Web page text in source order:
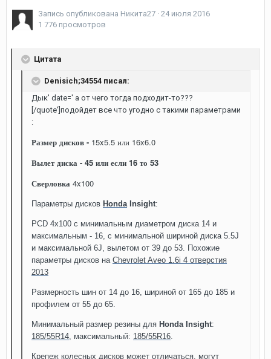
Запись опубликована Никита27 · 24 июля 2016
1 776 просмотров
Цитата
Denisich;34554 писал:
Дык' date=' а от чего тогда подходит-то???
[/quote']подойдет все что угодно с такими параметрами
:
Размер дисков - 15x5.5 или 16x6.0
Вылет диска - 45 или если 16 то 53
Сверловка 4x100
Параметры дисков HondaInsight:
PCD 4x100 с минимальным диаметром диска 14 и
максимальным - 16, с минимальной шириной диска 5.5J
и максимальной 6J, вылетом от 39 до 53. Похожие
параметры дисков на Chevrolet Aveo 1.6i 4 отверстия
2013
Размерность шин от 14 до 16, шириной от 165 до 185 и
профилем от 55 до 65.
Минимальный размер резины для Honda Insight:
185/55R14, максимальный: 185/55R16.
Крепеж колесных дисков может отличаться, могут